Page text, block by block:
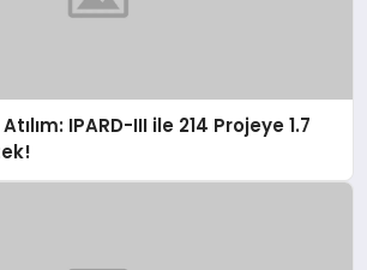
IPARD-III ile 214 Projeye 1.7